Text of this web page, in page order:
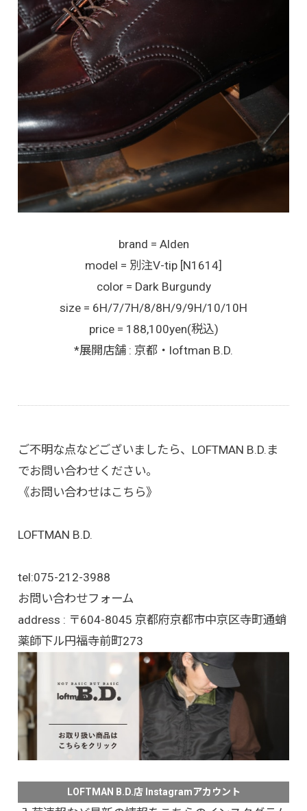
brand = Alden
model = 別注V-tip [N1614]
color = Dark Burgundy
size = 6H/7/7H/8/8H/9/9H/10/10H
price = 188,100yen(税込)
*展開店舗 : 京都・loftman B.D.
ご不明な点などございましたら、LOFTMAN B.D.ま
でお問い合わせください。
《お問い合わせはこちら》
LOFTMAN B.D.
tel:075-212-3988
お問い合わせフォーム
address : 〒604-8045 京都府京都市中京区寺町通蛸
薬師下ル円福寺前町273
LOFTMAN B.D.店 Instagramアカウント